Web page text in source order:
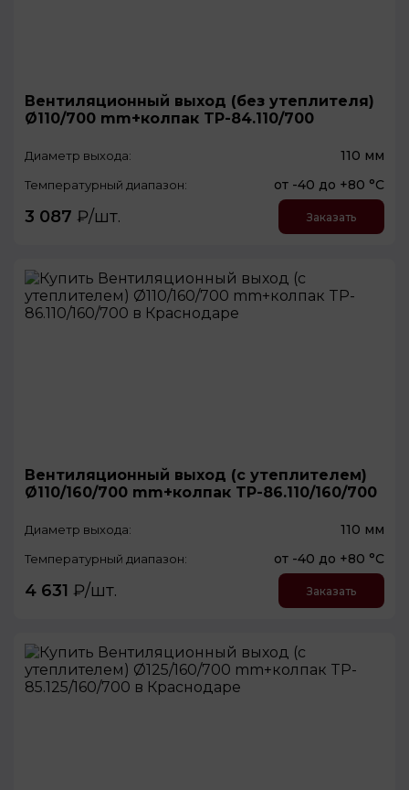
Вентиляционный выход (без утеплителя)
Ø110/700 mm+колпак TP-84.110/700
Диаметр выхода: 110 мм
Температурный диапазон: от -40 до +80 °С
3 087 ₽/шт. Заказать
Вентиляционный выход (с утеплителем)
Ø110/160/700 mm+колпак TP-86.110/160/700
Диаметр выхода: 110 мм
Температурный диапазон: от -40 до +80 °С
4 631 ₽/шт. Заказать